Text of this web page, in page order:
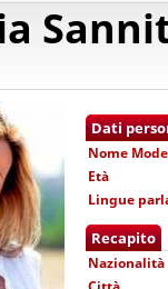
Dati
Nome
Età
Lingue
Recapito
Nazionalità